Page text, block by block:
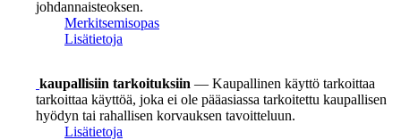
johdannaisteoksen.
Merkitsemisopas
Lisätietoja
kaupallisiin tarkoituksiin — Kaupallinen käyttö tarkoittaa
tarkoittaa käyttöä, joka ei ole pääasiassa tarkoitettu kaupallisen
hyödyn tai rahallisen korvauksen tavoitteluun.
Lisätietoja